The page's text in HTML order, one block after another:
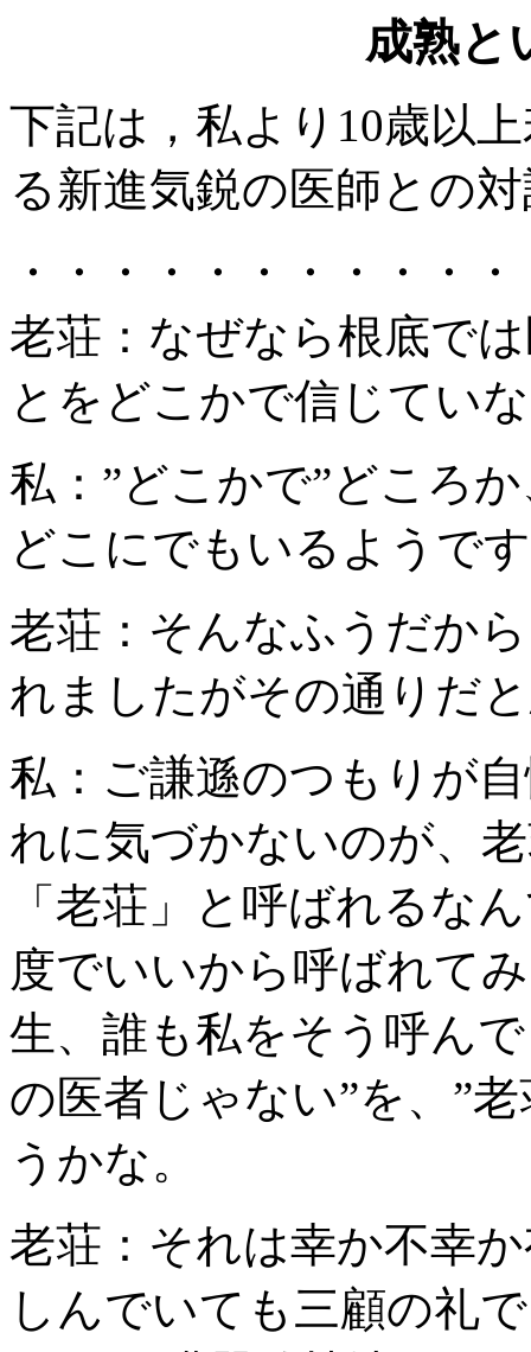
成熟と
下記は，私より10歳以
る新進気鋭の医師との
・・・・・・・・・・
老荘：なぜなら根底で
とをどこかで信じてい
私：”どこかで”どころ
どこにでもいるようで
老荘：そんなふうだか
れましたがその通りだ
私：ご謙遜のつもりが
れに気づかないのが、
「老荘」と呼ばれるな
度でいいから呼ばれて
生、誰も私をそう呼ん
の医者じゃない”を、”
うかな。
老荘：それは幸か不幸
しんでいても三顧の礼